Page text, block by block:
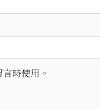
時使用。